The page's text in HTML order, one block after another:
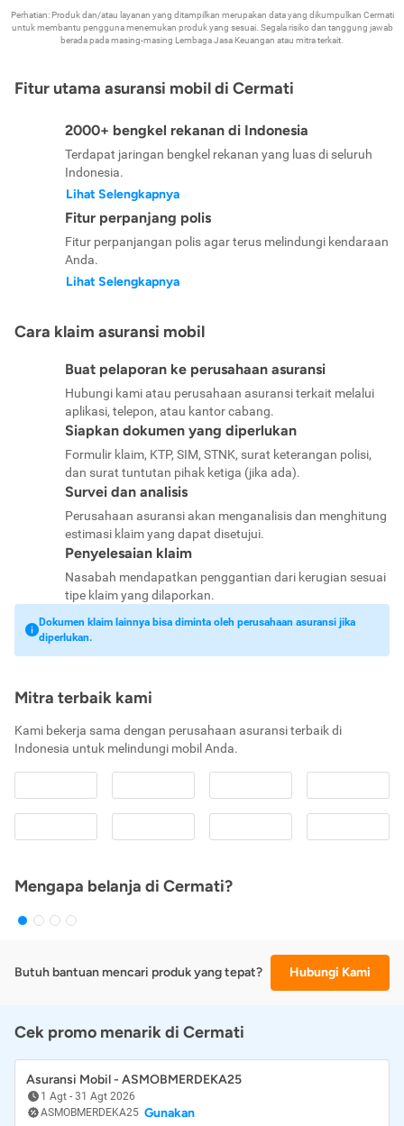
Perhatian: Produk dan/atau layanan yang ditampilkan merupakan data yang dikumpulkan Cermati
untuk membantu pengguna menemukan produk yang sesuai. Segala risiko dan tanggung jawab
berada pada masing-masing Lembaga Jasa Keuangan atau mitra terkait.
Fitur utama asuransi mobil di Cermati
2000+ bengkel rekanan di Indonesia
Terdapat jaringan bengkel rekanan yang luas di seluruh
Indonesia.
Lihat Selengkapnya
Fitur perpanjang polis
Fitur perpanjangan polis agar terus melindungi kendaraan
Anda.
Lihat Selengkapnya
Cara klaim asuransi mobil
Buat pelaporan ke perusahaan asuransi
Hubungi kami atau perusahaan asuransi terkait melalui
aplikasi, telepon, atau kantor cabang.
Siapkan dokumen yang diperlukan
Formulir klaim, KTP, SIM, STNK, surat keterangan polisi,
dan surat tuntutan pihak ketiga (jika ada).
Survei dan analisis
Perusahaan asuransi akan menganalisis dan menghitung
estimasi klaim yang dapat disetujui.
Penyelesaian klaim
Nasabah mendapatkan penggantian dari kerugian sesuai
tipe klaim yang dilaporkan.
Dokumen klaim lainnya bisa diminta oleh perusahaan asuransi jika
diperlukan.
Mitra terbaik kami
Kami bekerja sama dengan perusahaan asuransi terbaik di
Indonesia untuk melindungi mobil Anda.
Mengapa belanja di Cermati?
Butuh bantuan mencari produk yang tepat? Hubungi Kami
Cek promo menarik di Cermati
Asuransi Mobil - ASMOBMERDEKA25
1 Agt - 31 Agt 2026
ASMOBMERDEKA25 Gunakan